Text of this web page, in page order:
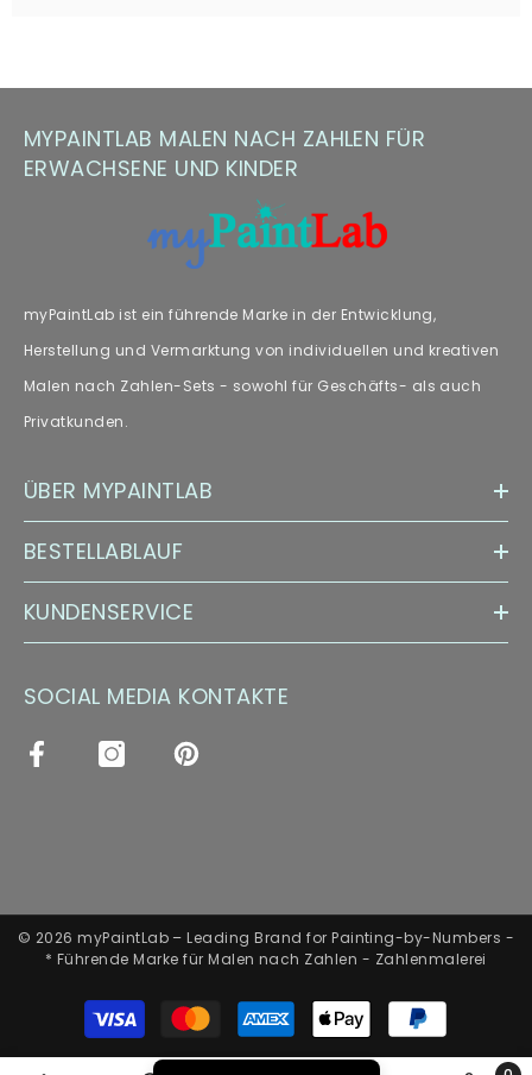
MYPAINTLAB MALEN NACH ZAHLEN FÜR
ERWACHSENE UND KINDER
myPaintLab ist ein führende Marke in der Entwicklung,
Herstellung und Vermarktung von individuellen und kreativen
Malen nach Zahlen-Sets - sowohl für Geschäfts- als auch
Privatkunden.
ÜBER MYPAINTLAB
BESTELLABLAUF
KUNDENSERVICE
SOCIAL MEDIA KONTAKTE
© 2026 myPaintLab – Leading Brand for Painting-by-Numbers -
* Führende Marke für Malen nach Zahlen - Zahlenmalerei
Zahlungsarten